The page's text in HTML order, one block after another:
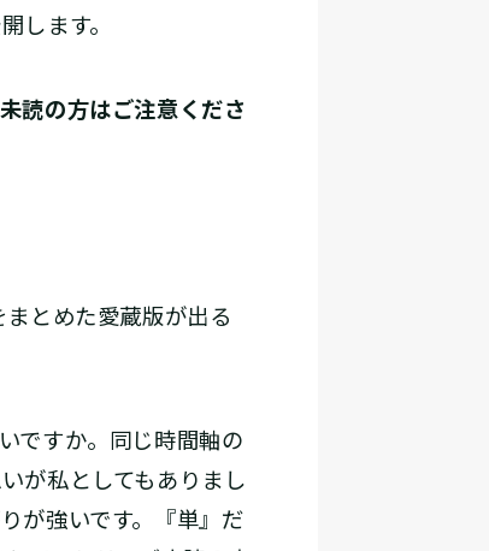
します。
読の方はご注意くださ
とめた愛蔵版が出る
ですか。同じ時間軸の
が私としてもありまし
が強いです。『単』だ